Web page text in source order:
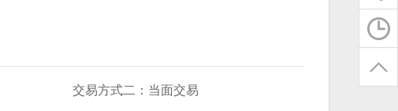
交易方式二：当面交易